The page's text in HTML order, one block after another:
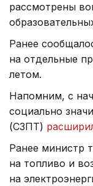
рассмотрены
Ранее
на отдельные
летом.
Напомним, с
социально
(СЗПТ)
Ранее министр
на топливо и
на